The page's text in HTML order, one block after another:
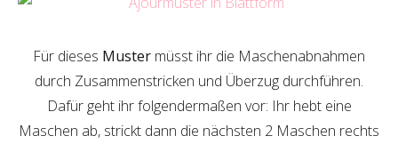
Für dieses Muster müsst ihr die Maschenabnahmen
durch Zusammenstricken und Überzug durchführen.
Dafür geht ihr folgendermaßen vor: Ihr hebt eine
Maschen ab, strickt dann die nächsten 2 Maschen rechts